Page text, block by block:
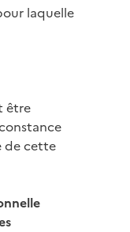
laquelle
être
de cette